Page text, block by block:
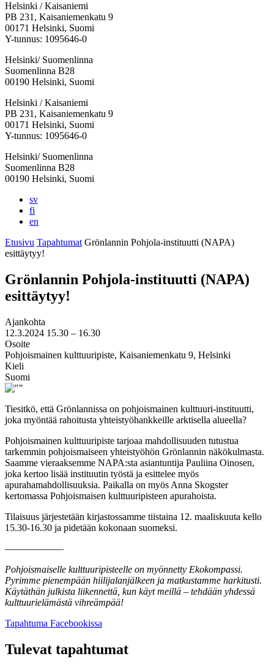
Helsinki / Kaisaniemi
PB 231, Kaisaniemenkatu 9
00171 Helsinki, Suomi
Y-tunnus: 1095646-0
Helsinki/ Suomenlinna
Suomenlinna B28
00190 Helsinki, Suomi
Facebook:
Avataan
uuteen
välilehteen
Instagram:
Avataan
uuteen
välilehteen
TikTok:
Avataan
uuteen
välilehteen
Youtube:
Avataan
uuteen
välilehteen
Vimeo:
Avataan
uuteen
välilehteen
Helsinki / Kaisaniemi
PB 231, Kaisaniemenkatu 9
00171 Helsinki, Suomi
Y-tunnus: 1095646-0
Helsinki/ Suomenlinna
Suomenlinna B28
00190 Helsinki, Suomi
sv
fi
en
Etusivu Tapahtumat Grönlannin Pohjola-instituutti (NAPA)
esittäytyy!
Grönlannin Pohjola-instituutti (NAPA)
esittäytyy!
Ajankohta
12.3.2024 15.30 – 16.30
Osoite
Pohjoismainen kulttuuripiste, Kaisaniemenkatu 9, Helsinki
Kieli
Suomi
Tiesitkö, että Grönlannissa on pohjoismainen kulttuuri-instituutti,
joka myöntää rahoitusta yhteistyöhankkeille arktisella alueella?
Pohjoismainen kulttuuripiste tarjoaa mahdollisuuden tutustua
tarkemmin pohjoismaiseen yhteistyöhön Grönlannin näkökulmasta.
Saamme vieraaksemme NAPA:sta asiantuntija Pauliina Oinosen,
joka kertoo lisää instituutin työstä ja esittelee myös
apurahamahdollisuuksia. Paikalla on myös Anna Skogster
kertomassa Pohjoismaisen kulttuuripisteen apurahoista.
Tilaisuus järjestetään kirjastossamme tiistaina 12. maaliskuuta kello
15.30-16.30 ja pidetään kokonaan suomeksi.
––––––––––––
Pohjoismaiselle kulttuuripisteelle on myönnetty Ekokompassi.
Pyrimme pienempään hiilijalanjälkeen ja matkustamme harkitusti.
Käytäthän julkista liikennettä, kun käyt meillä – tehdään yhdessä
kulttuurielämästä vihreämpää!
Tapahtuma Facebookissa
välilehteen
Tulevat tapahtumat